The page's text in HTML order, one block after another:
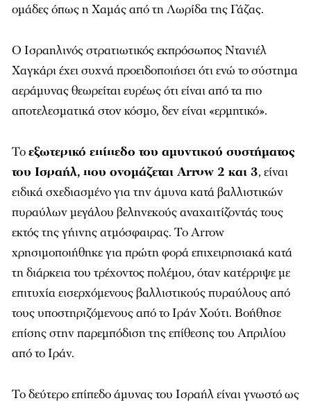
ομάδες όπως η Χαμάς από τη Λωρίδα της Γάζας.
Ο Ισραηλινός στρατιωτικός εκπρόσωπος Ντανιέλ
Χαγκάρι έχει συχνά προειδοποιήσει ότι ενώ το σύστημα
αεράμυνας θεωρείται ευρέως ότι είναι από τα πιο
αποτελεσματικά στον κόσμο, δεν είναι «ερμητικό».
Τοεξωτερικό επίπεδο του αμυντικού συστήματος
του Ισραήλ, που ονομάζεται Arrow 2 και 3, είναι
ειδικά σχεδιασμένο για την άμυνα κατά βαλλιστικών
πυραύλων μεγάλου βεληνεκούς αναχαιτίζοντάς τους
εκτός της γήινης ατμόσφαιρας. Το Arrow
χρησιμοποιήθηκε για πρώτη φορά επιχειρησιακά κατά
τη διάρκεια του τρέχοντος πολέμου, όταν κατέρριψε με
επιτυχία εισερχόμενους βαλλιστικούς πυραύλους από
τους υποστηριζόμενους από το Ιράν Χούτι. Βοήθησε
επίσης στην παρεμπόδιση της επίθεσης του Απριλίου
από το Ιράν.
Το δεύτερο επίπεδο άμυνας του Ισραήλ είναι γνωστό ως